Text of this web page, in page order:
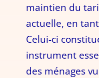
maintien du
actuelle, en
Celui-ci
instrument
des ménages